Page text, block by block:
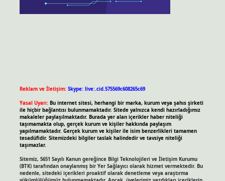
Reklam ve İletişim: Skype: live:.cid.575569c608265c69
Yasal Uyarı: Bu internet sitesi, herhangi bir marka, kurum veya şahıs şirketi
ile hiçbir bağlantısı bulunmamaktadır. Sitede yalnızca kendi hazırladığımız
makaleler paylaşılmaktadır. Burada yer alan içerikler haber niteliği
taşımamakta olup, gerçek kurum ve kişiler hakkında paylaşım
yapılmamaktadır. Gerçek kurum ve kişiler ile isim benzerlikleri tamamen
tesadüfidir. Sitemizdeki bilgiler taslak halindedir ve tavsiye niteliği
taşımazlar.
Sitemiz, 5651 Sayılı Kanun gereğince Bilgi Teknolojileri ve İletişim Kurumu
(BTK) tarafından onaylanmış bir Yer Sağlayıcı olarak hizmet vermektedir. Bu
nedenle, sitedeki içerikleri proaktif olarak denetleme veya araştırma